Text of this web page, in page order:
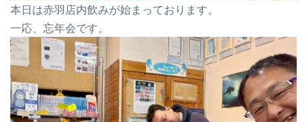
本日は赤羽店内飲みが始まっております。
一応、忘年会です。